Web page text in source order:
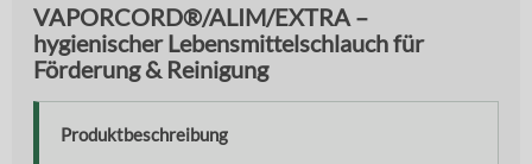
VAPORCORD®/ALIM/EXTRA –
hygienischer Lebensmittelschlauch für
Förderung & Reinigung
Produktbeschreibung